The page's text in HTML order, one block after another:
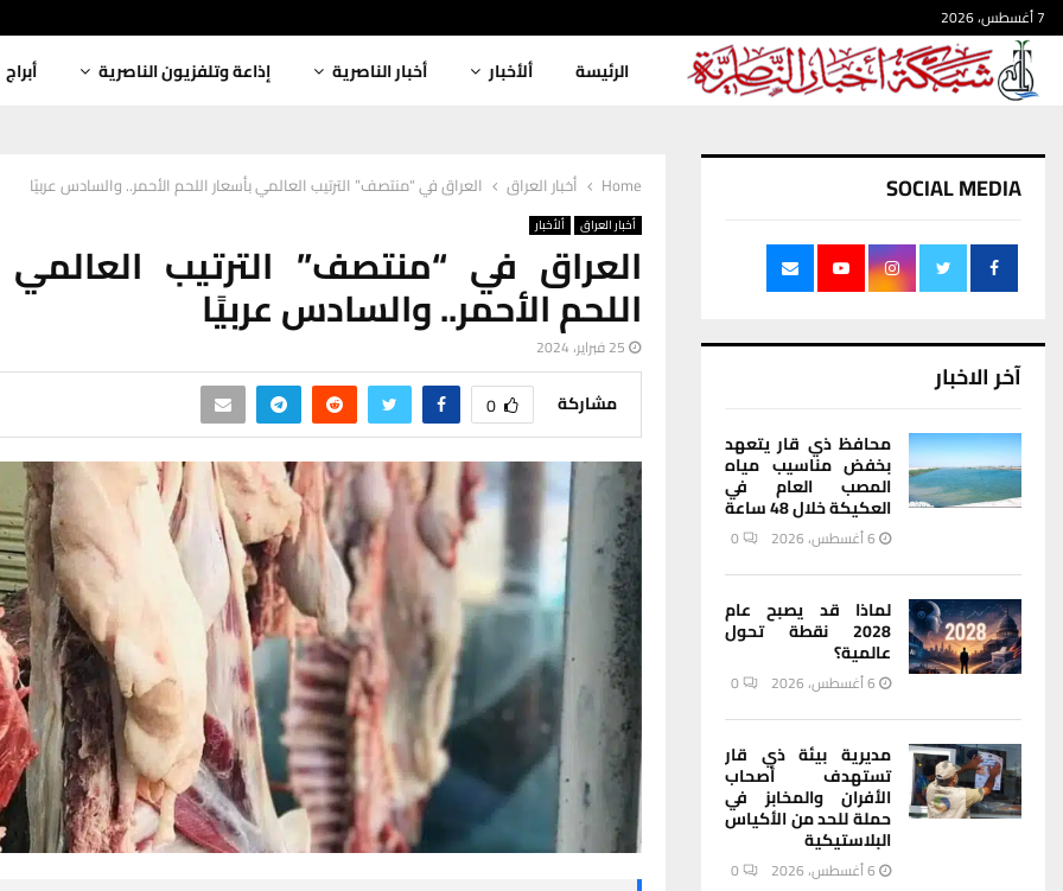
7 أغسطس، 2026
الرئيسة ألأخبار أخبار الناصرية إذاعة وتلفزيون الناصرية أبراج
Home أخبار العراق العراق في “منتصف” الترتيب العالمي بأسعار اللحم الأحمر.. والسادس عربيًا
أخبار العراق ألأخبار
العراق في “منتصف” الترتيب العالمي
اللحم الأحمر.. والسادس عربيًا
25 فبراير، 2024
مشاركة 0
SOCIAL MEDIA
آخر الاخبار
محافظ ذي قار يتعهد
بخفض مناسيب مياه
المصب العام في
العكيكة خلال 48 ساعة
6 أغسطس، 2026 0
لماذا قد يصبح عام
2028 نقطة تحول
عالمية؟
6 أغسطس، 2026 0
مديرية بيئة ذي قار
تستهدف أصحاب
الأفران والمخابز في
حملة للحد من الأكياس
البلاستيكية
6 أغسطس، 2026 0